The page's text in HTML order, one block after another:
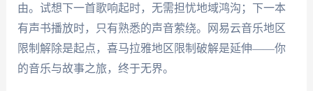
由。试想下一首歌响起时，无需担忧地域鸿沟；下一本
有声书播放时，只有熟悉的声音萦绕。网易云音乐地区
限制解除是起点，喜马拉雅地区限制破解是延伸——你
的音乐与故事之旅，终于无界。